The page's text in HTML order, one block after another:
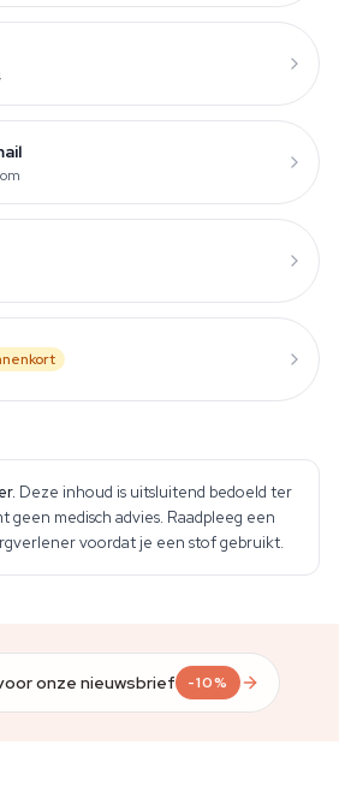
Deze inhoud is uitsluitend bedoeld ter
medisch advies. Raadpleeg een
voordat je een stof gebruikt.
onze nieuwsbrief -10%